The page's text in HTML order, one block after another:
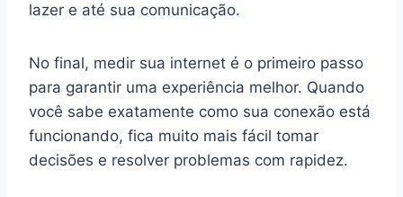
lazer e até sua comunicação.
No final, medir sua internet é o primeiro passo
para garantir uma experiência melhor. Quando
você sabe exatamente como sua conexão está
funcionando, fica muito mais fácil tomar
decisões e resolver problemas com rapidez.